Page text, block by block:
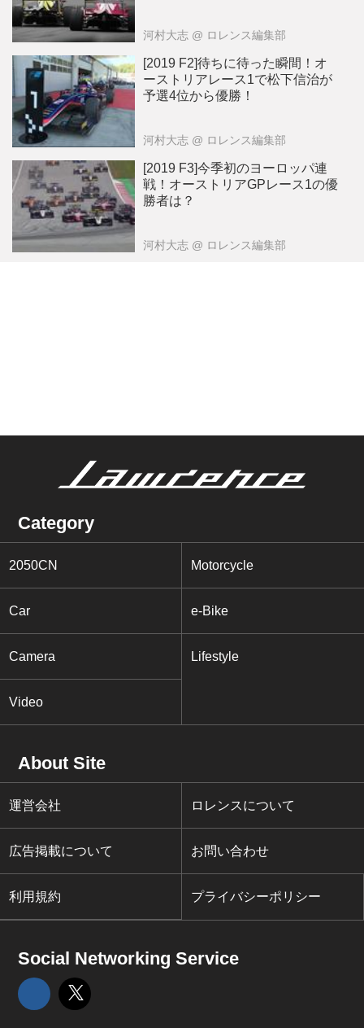
河村大志 @ ロレンス編集部
[2019 F2]待ちに待った瞬間！オ
ーストリアレース1で松下信治が
予選4位から優勝！
河村大志 @ ロレンス編集部
[2019 F3]今季初のヨーロッパ連
戦！オーストリアGPレース1の優
勝者は？
河村大志 @ ロレンス編集部
Category
2050CN Motorcycle
Car e-Bike
Camera Lifestyle
Video
About Site
運営会社 ロレンスについて
広告掲載について お問い合わせ
利用規約 プライバシーポリシー
Social Networking Service